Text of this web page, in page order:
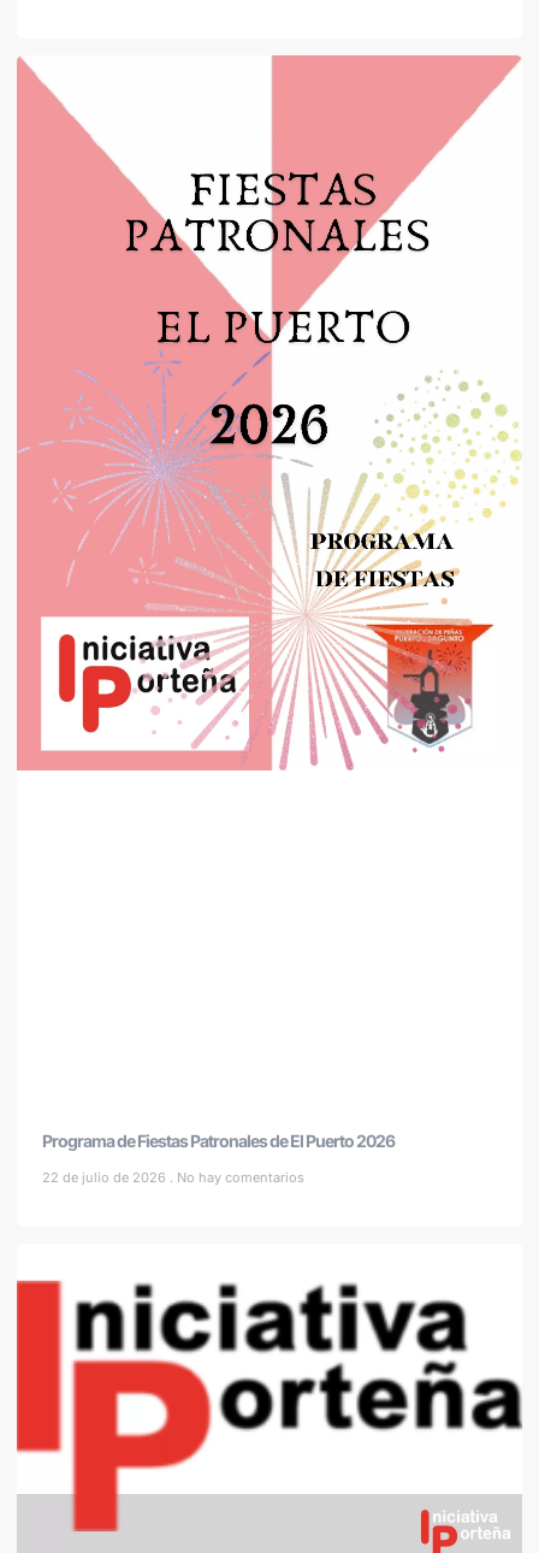
Programa de Fiestas Patronales de El Puerto 2026
22 de julio de 2026 No hay comentarios